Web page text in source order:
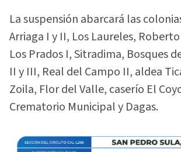
La suspensión abarcará las
Arriaga I y II, Los Laureles,
Los Prados I, Sitradima, Bosques
II y III, Real del Campo II, aldea
Zoila, Flor del Valle, caserío El
Crematorio Municipal y Dagas.